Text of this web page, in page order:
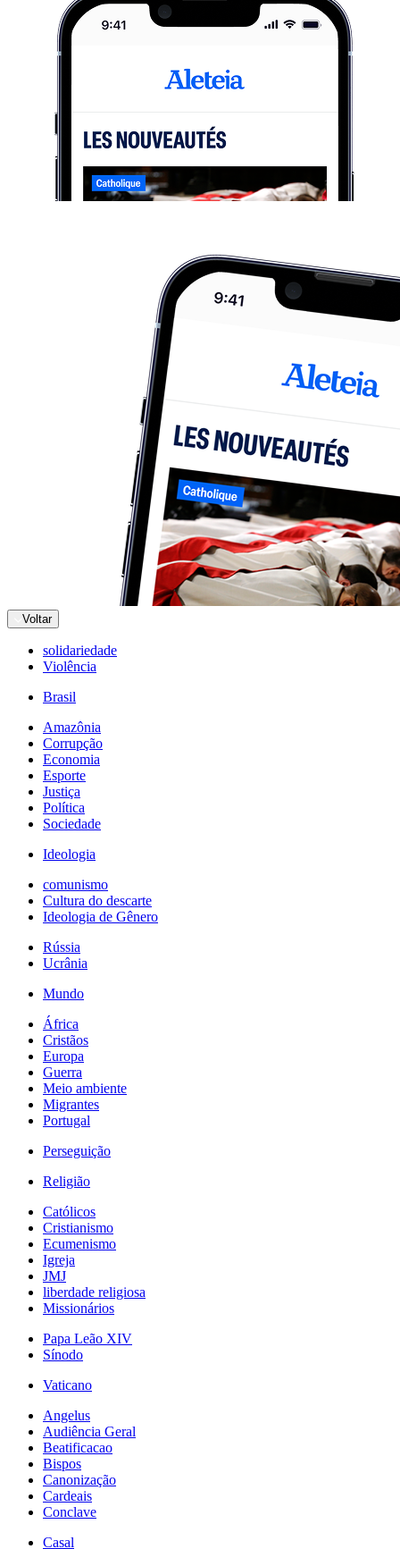
Voltar
solidariedade
Violência
Brasil
Amazônia
Corrupção
Economia
Esporte
Justiça
Política
Sociedade
Ideologia
comunismo
Cultura do descarte
Ideologia de Gênero
Rússia
Ucrânia
Mundo
África
Cristãos
Europa
Guerra
Meio ambiente
Migrantes
Portugal
Perseguição
Religião
Católicos
Cristianismo
Ecumenismo
Igreja
JMJ
liberdade religiosa
Missionários
Papa Leão XIV
Sínodo
Vaticano
Angelus
Audiência Geral
Beatificacao
Bispos
Canonização
Cardeais
Conclave
Casal